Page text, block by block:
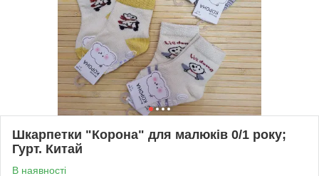
Шкарпетки "Корона" для малюків 0/1 року;
Гурт. Китай
В наявності